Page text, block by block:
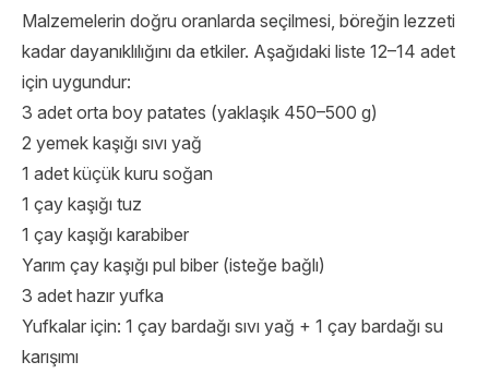
Malzemelerin doğru oranlarda seçilmesi, böreğin lezzeti
kadar dayanıklılığını da etkiler. Aşağıdaki liste 12–14 adet
için uygundur:
3 adet orta boy patates (yaklaşık 450–500 g)
2 yemek kaşığı sıvı yağ
1 adet küçük kuru soğan
1 çay kaşığı tuz
1 çay kaşığı karabiber
Yarım çay kaşığı pul biber (isteğe bağlı)
3 adet hazır yufka
Yufkalar için: 1 çay bardağı sıvı yağ + 1 çay bardağı su
karışımı